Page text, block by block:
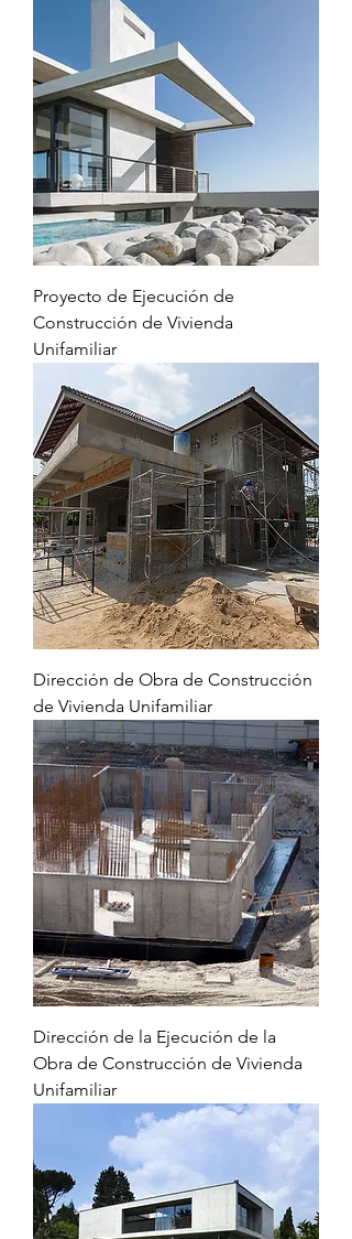
Proyecto de Ejecución de
Construcción de Vivienda
Unifamiliar
Dirección de Obra de Construcción
de Vivienda Unifamiliar
Dirección de la Ejecución de la
Obra de Construcción de Vivienda
Unifamiliar